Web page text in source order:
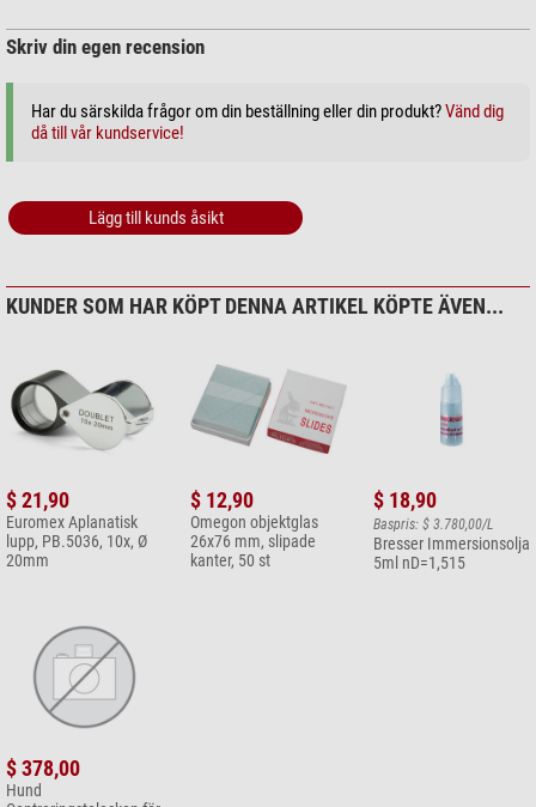
Skriv din egen recension
Har du särskilda frågor om din beställning eller din produkt?Vänd dig
då till vår kundservice!
Lägg till kunds åsikt
KUNDER SOM HAR KÖPT DENNA ARTIKEL KÖPTE ÄVEN...
$ 21,90
Euromex Aplanatisk
lupp, PB.5036, 10x, Ø
20mm
$ 12,90
Omegon objektglas
26x76 mm, slipade
kanter, 50 st
$ 18,90
Baspris: $ 3.780,00/L
Bresser Immersionsolja
5ml nD=1,515
$ 378,00
Hund